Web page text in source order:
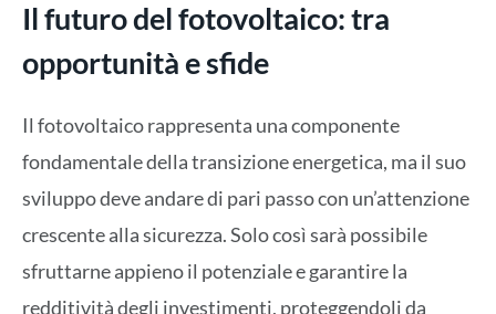
Il futuro del fotovoltaico: tra
opportunità e sfide
Il fotovoltaico rappresenta una componente
fondamentale della transizione energetica, ma il suo
sviluppo deve andare di pari passo con un’attenzione
crescente alla sicurezza. Solo così sarà possibile
sfruttarne appieno il potenziale e garantire la
redditività degli investimenti, proteggendoli da